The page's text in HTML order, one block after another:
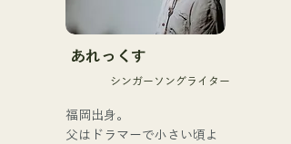
她們於2025年1月23日發行
首支單曲《Zatsuni
Tamede》，正式出道。
原聲、伴奏和樂隊編曲。
あれっくす
シンガーソングライター
福岡出身。
父はドラマーで小さい頃よ